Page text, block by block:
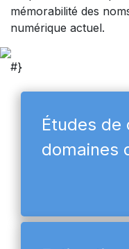
mémorabilité des
numérique actuel.
#}
Études de
domaines